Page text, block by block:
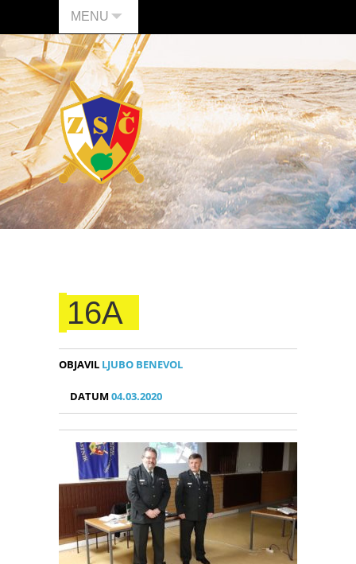
MENU
16A
OBJAVIL LJUBO BENEVOL
DATUM04.03.2020